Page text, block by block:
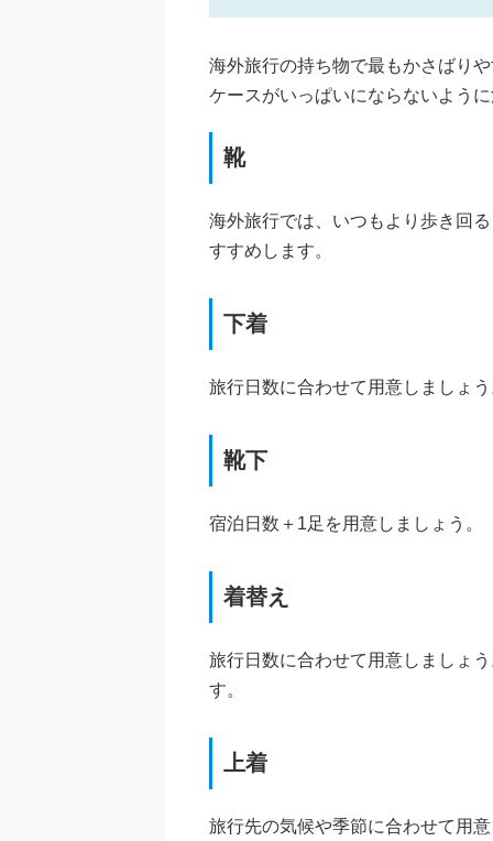
海外旅行の持ち物で最もかさばり
ケースがいっぱいにならないよう
靴
海外旅行では、いつもより歩き回
すすめします。
下着
旅行日数に合わせて用意しましょ
靴下
宿泊日数＋1足を用意しましょう。
着替え
旅行日数に合わせて用意しましょ
す。
上着
旅行先の気候や季節に合わせて用